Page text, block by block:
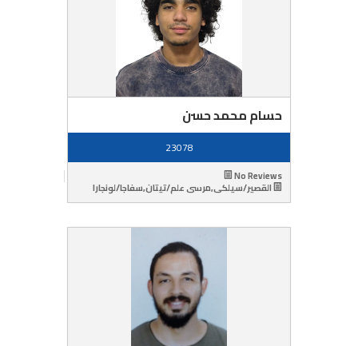
حسام محمد حسن
23078
No Reviews
القصير/سيلكى,مرسى علم/تيتان,سفاجا/لونجارا